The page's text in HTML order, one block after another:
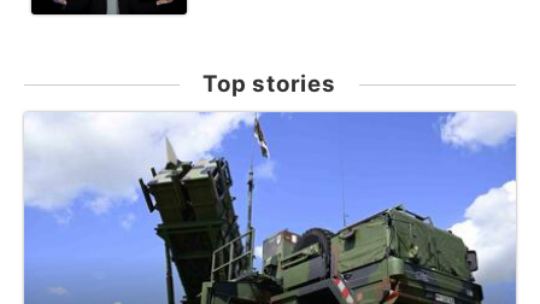
Top stories